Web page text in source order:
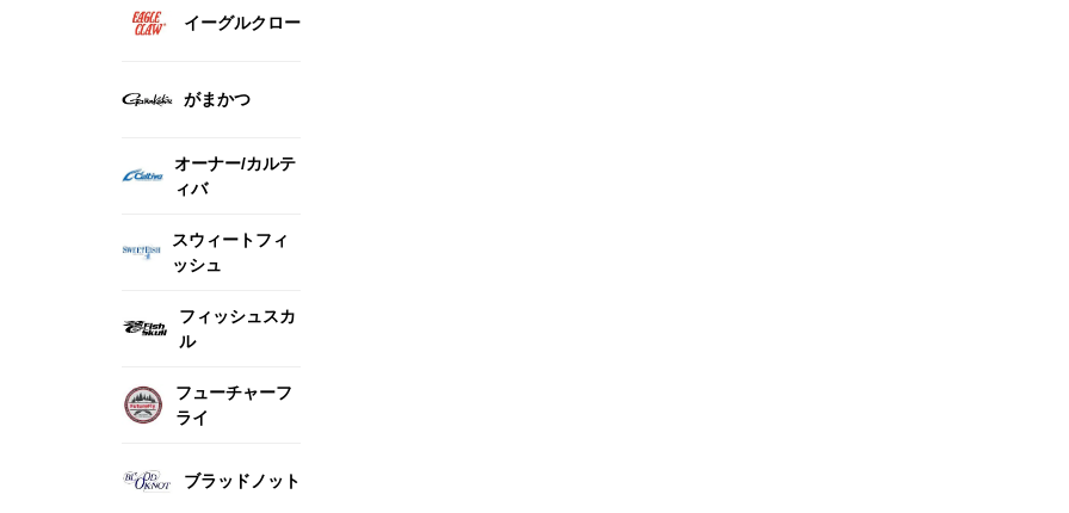
イーグルクロー
がまかつ
オーナー/カルテ
ィバ
スウィートフィ
ッシュ
フィッシュスカ
ル
フューチャーフ
ライ
ブラッドノット